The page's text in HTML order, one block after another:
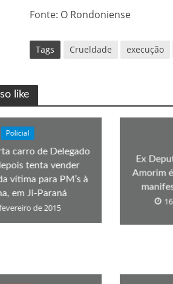
FILME: Como um
Fonte: O Rondoniense
Tags Crueldade execução
like
Policial
carro de Delegado
tenta vender
vítima para PM’s à
em Ji-Paraná
de 2015
Ex
Amorim